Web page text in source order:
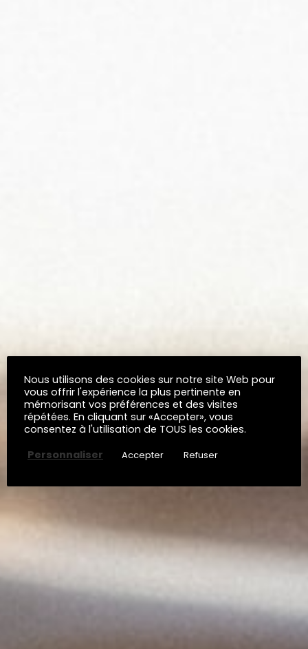
Nous utilisons des cookies sur notre site Web pour
vous offrir l'expérience la plus pertinente en
mémorisant vos préférences et des visites
répétées. En cliquant sur «Accepter», vous
consentez à l'utilisation de TOUS les cookies.
Personnaliser
Accepter Refuser